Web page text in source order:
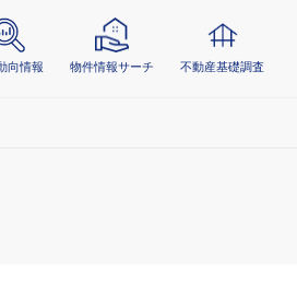
向情報 物件情報サーチ 不動産基礎調査